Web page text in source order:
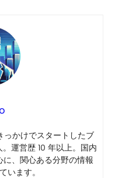
っかけでスタートしたブ
。運営歴 10 年以上。国内
、関心ある分野の情報
います。